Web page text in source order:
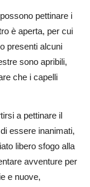
pettinare i
è aperta, per cui
presenti alcuni
sono apribili,
che i capelli
a pettinare il
essere inanimati,
libero sfogo alla
avventure per
e nuove,